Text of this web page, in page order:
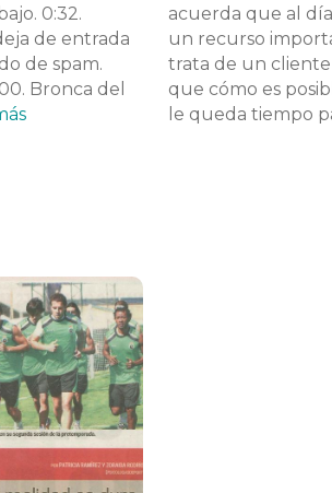
0:32.
de entrada
de spam.
Bronca del
acuerda que al
un recurso
trata de un cliente
que cómo es
le queda tiempo